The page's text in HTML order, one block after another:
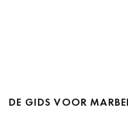
DE GIDS VOOR